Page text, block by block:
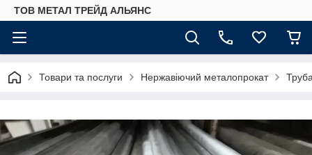
ТОВ МЕТАЛ ТРЕЙД АЛЬЯНС
Товари та послуги Нержавіючий металопрокат